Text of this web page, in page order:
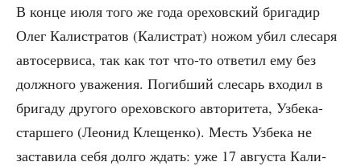
В кон­це июля того же года оре­хов­ский бри­га­дир
Олег Кали­стра­тов (Кали­страт) ножом убил сле­са­ря
авто­сер­ви­са, так как тот что-то отве­тил ему без
долж­но­го ува­же­ния. Погиб­ший сле­сарь вхо­дил в
бри­га­ду дру­го­го оре­хов­ско­го авто­ри­те­та, Узбе­ка-
стар­ше­го (Лео­нид Кле­щен­ко). Месть Узбе­ка не
заста­ви­ла себя дол­го ждать: уже 17 авгу­ста Кали­